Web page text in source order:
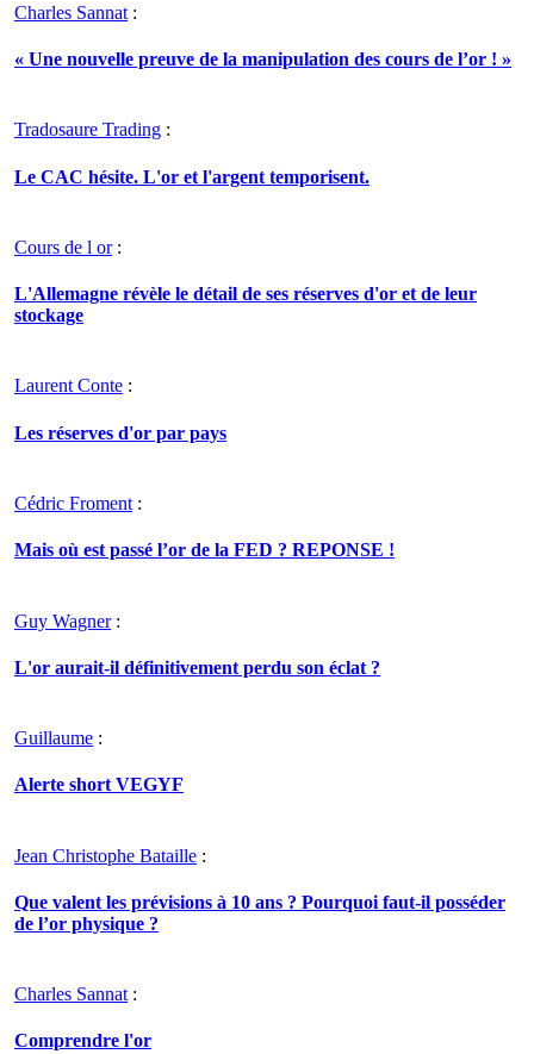
Charles Sannat :
« Une nouvelle preuve de la manipulation des cours de l’or ! »
Tradosaure Trading :
Le CAC hésite. L'or et l'argent temporisent.
Cours de l or:
L'Allemagne révèle le détail de ses réserves d'or et de leur
stockage
Laurent Conte :
Les réserves d'or par pays
Cédric Froment :
Mais où est passé l’or de la FED ? REPONSE !
Guy Wagner:
L'or aurait-il définitivement perdu son éclat ?
Guillaume :
Alerte short VEGYF
Jean Christophe Bataille :
Que valent les prévisions à 10 ans ? Pourquoi faut-il posséder
de l’or physique ?
Charles Sannat :
Comprendre l'or